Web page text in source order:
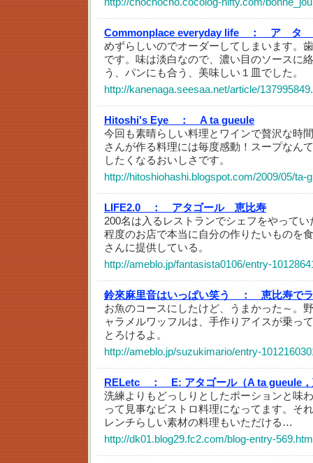
Commonplace everyday life ：
ア タ
めずらしいのでオーダーしてしまいます。
です。味は淡白なので、濃い目のソースに
う、パンにも合う、美味しい１皿でした。
http://kanenaga.seesaa.net/article/
Hitoshi's Eye ：
A ta gueule
今回も素晴らしい料理とワインで贅沢な時
さんが作る料理には毎度感動！スープなん
したくなるおいしさです。
http://hitoshiohashi.blogspot.com/2009/05/ta-
LIFE2.0 ：
アタゴール 恵比寿
200名は入るレストランでシェフをやって
程度のお店で本当に自分の作りたいものを
さんに提供している。
http://ameblo.jp/fantasista0106/entry-
鈴來麻里音はいっぱい笑う ：
恵比寿で
お魚のコースにしたけど、うまかった～。
ャラメルワッフルは、手作りアイスが乗っ
とろけるよ。
http://ameblo.jp/suzukimario/entry-
RELetc ：
E: アタゴール（A ta gueule
洗練よりもどっしりとしたポーションと味
って見事なビストロ料理になってます。そ
レンチらしい素材の料理もいただける…
http://dk01.blog29.fc2.com/blog-entry-